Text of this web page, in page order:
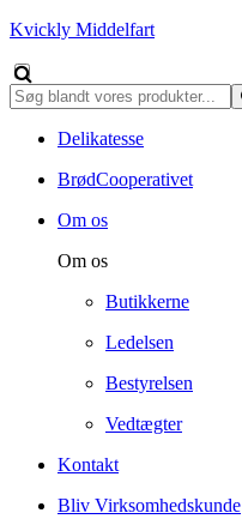
Kvickly Middelfart
Delikatesse
BrødCooperativet
Om os
Om os
Butikkerne
Ledelsen
Bestyrelsen
Vedtægter
Kontakt
Bliv Virksomhedskunde